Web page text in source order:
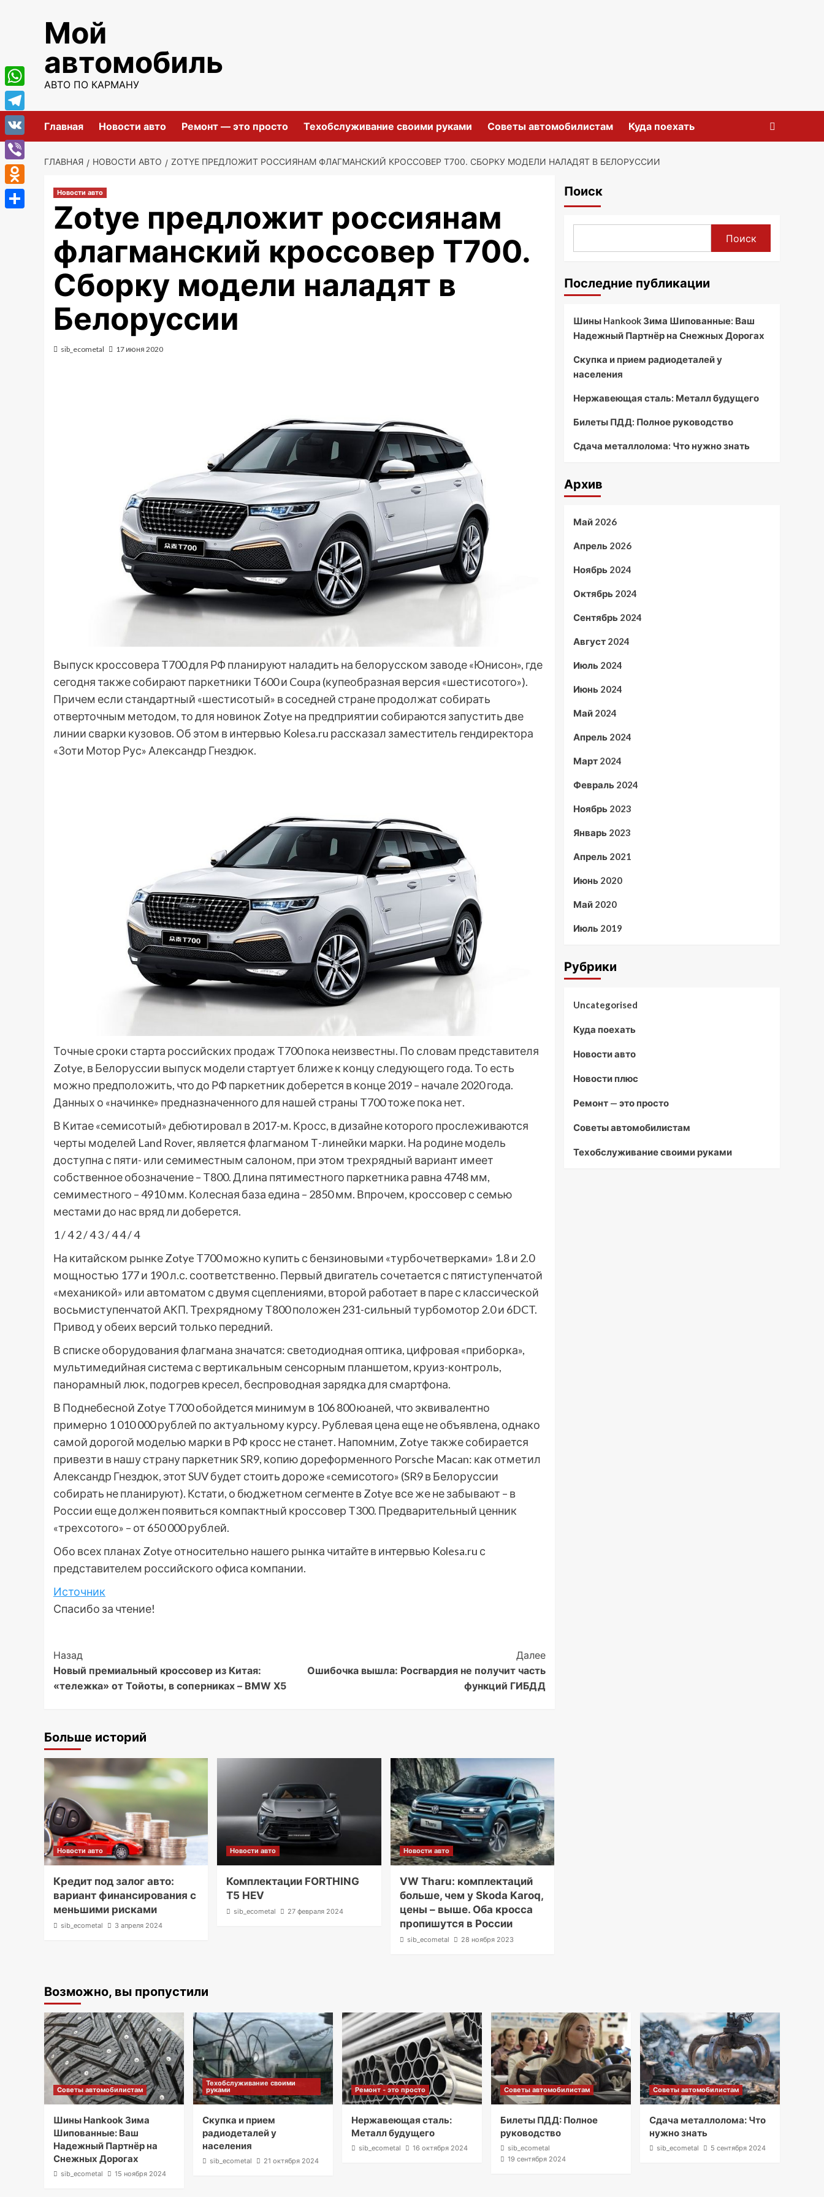
содержимомуМой
автомобиль
АВТО ПО КАРМАНУ
Главная Новости авто Ремонт — это просто Техобслуживание своими руками Советы автомобилистам Куда поехать
ГЛАВНАЯ НОВОСТИ АВТО ZOTYE ПРЕДЛОЖИТ РОССИЯНАМ ФЛАГМАНСКИЙ КРОССОВЕР T700. СБОРКУ МОДЕЛИ НАЛАДЯТ В БЕЛОРУССИИ
Новости авто
Zotye предложит россиянам
флагманский кроссовер T700.
Сборку модели наладят в
Белоруссии
sib_ecometal 17 июня 2020
Выпуск кроссовера T700 для РФ планируют наладить на белорусском заводе «Юнисон», где
сегодня также собирают паркетники T600 и Coupa (купеобразная версия «шестисотого»).
Причем если стандартный «шестисотый» в соседней стране продолжат собирать
отверточным методом, то для новинок Zotye на предприятии собираются запустить две
линии сварки кузовов. Об этом в интервью Kolesa.ru рассказал заместитель гендиректора
«Зоти Мотор Рус» Александр Гнездюк.
Точные сроки старта российских продаж T700 пока неизвестны. По словам представителя
Zotye, в Белоруссии выпуск модели стартует ближе к концу следующего года. То есть
можно предположить, что до РФ паркетник доберется в конце 2019 – начале 2020 года.
Данных о «начинке» предназначенного для нашей страны T700 тоже пока нет.
В Китае «семисотый» дебютировал в 2017-м. Кросс, в дизайне которого прослеживаются
черты моделей Land Rover, является флагманом Т-линейки марки. На родине модель
доступна с пяти- или семиместным салоном, при этом трехрядный вариант имеет
собственное обозначение – T800. Длина пятиместного паркетника равна 4748 мм,
семиместного – 4910 мм. Колесная база едина – 2850 мм. Впрочем, кроссовер с семью
местами до нас вряд ли доберется.
1/ 42/ 43/ 44/ 4
На китайском рынке Zotye T700 можно купить с бензиновыми «турбочетверками» 1.8 и 2.0
мощностью 177 и 190 л.с. соответственно. Первый двигатель сочетается с пятиступенчатой
«механикой» или автоматом с двумя сцеплениями, второй работает в паре с классической
восьмиступенчатой АКП. Трехрядному T800 положен 231-сильный турбомотор 2.0 и 6DCT.
Привод у обеих версий только передний.
В списке оборудования флагмана значатся: светодиодная оптика, цифровая «приборка»,
мультимедийная система с вертикальным сенсорным планшетом, круиз-контроль,
панорамный люк, подогрев кресел, беспроводная зарядка для смартфона.
В Поднебесной Zotye T700 обойдется минимум в 106 800 юаней, что эквивалентно
примерно 1 010 000 рублей по актуальному курсу. Рублевая цена еще не объявлена, однако
самой дорогой моделью марки в РФ кросс не станет. Напомним, Zotye также собирается
привезти в нашу страну паркетник SR9, копию дореформенного Porsche Macan: как отметил
Александр Гнездюк, этот SUV будет стоить дороже «семисотого» (SR9 в Белоруссии
собирать не планируют). Кстати, о бюджетном сегменте в Zotye все же не забывают – в
России еще должен появиться компактный кроссовер T300. Предварительный ценник
«трехсотого» – от 650 000 рублей.
Обо всех планах Zotye относительно нашего рынка читайте в интервью Kolesa.ru с
представителем российского офиса компании.
Источник
Спасибо за чтение!
Post
Navigation
Назад
Новый премиальный кроссовер из Китая:
«тележка» от Тойоты, в соперниках – BMW X5
Далее
Ошибочка вышла: Росгвардия не получит часть
функций ГИБДД
Больше историй
Новости авто
Кредит под залог авто:
вариант финансирования с
меньшими рисками
sib_ecometal 3 апреля 2024
Новости авто
Комплектации FORTHING
T5 HEV
sib_ecometal 27 февраля 2024
Новости авто
VW Tharu: комплектаций
больше, чем у Skoda Karoq,
цены – выше. Оба кросса
пропишутся в России
sib_ecometal 28 ноября 2023
Поиск
Поиск
Последние публикации
Шины Hankook Зима Шипованные: Ваш
Надежный Партнёр на Снежных Дорогах
Скупка и прием радиодеталей у
населения
Нержавеющая сталь: Металл будущего
Билеты ПДД: Полное руководство
Сдача металлолома: Что нужно знать
Архив
Май 2026
Апрель 2026
Ноябрь 2024
Октябрь 2024
Сентябрь 2024
Август 2024
Июль 2024
Июнь 2024
Май 2024
Апрель 2024
Март 2024
Февраль 2024
Ноябрь 2023
Январь 2023
Апрель 2021
Июнь 2020
Май 2020
Июль 2019
Рубрики
Uncategorised
Куда поехать
Новости авто
Новости плюс
Ремонт — это просто
Советы автомобилистам
Техобслуживание своими руками
Возможно, вы пропустили
Советы автомобилистам
Шины Hankook Зима
Шипованные: Ваш
Надежный Партнёр на
Снежных Дорогах
sib_ecometal 15 ноября 2024
Техобслуживание своими
руками
Скупка и прием
радиодеталей у
населения
sib_ecometal 21 октября 2024
Ремонт - это просто
Нержавеющая сталь:
Металл будущего
sib_ecometal 16 октября 2024
Советы автомобилистам
Билеты ПДД: Полное
руководство
sib_ecometal
19 сентября 2024
Советы автомобилистам
Сдача металлолома: Что
нужно знать
sib_ecometal 5 сентября 2024
WhatsApp
Telegram
VK
Viber
Odnoklassniki